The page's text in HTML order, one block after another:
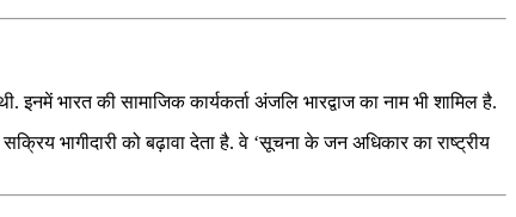
भारत की सामाजिक कार्यकर्ता अंजलि भारद्वाज का नाम भी शामिल है.
भागीदारी को बढ़ावा देता है. वे ‘सूचना के जन अधिकार का राष्ट्रीय